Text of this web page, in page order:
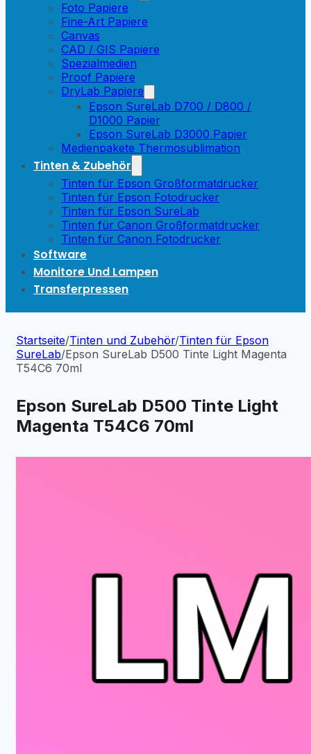
Foto Papiere
Fine-Art Papiere
Canvas
CAD / GIS Papiere
Spezialmedien
Proof Papiere
DryLab Papiere
Epson SureLab D700 / D800 /
D1000 Papier
Epson SureLab D3000 Papier
Medienpakete Thermosublimation
Tinten & Zubehör
Tinten für Epson Großformatdrucker
Tinten für Epson Fotodrucker
Tinten für Epson SureLab
Tinten für Canon Großformatdrucker
Tinten für Canon Fotodrucker
Software
Monitore Und Lampen
Transferpressen
Startseite/Tinten und Zubehör/Tinten für Epson
SureLab/Epson SureLab D500 Tinte Light Magenta
T54C6 70ml
Epson SureLab D500 Tinte Light
Magenta T54C6 70ml